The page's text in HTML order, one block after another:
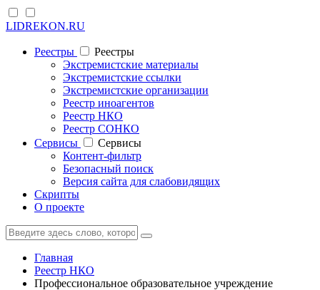
LIDREKON.RU
Реестры
Реестры
Экстремистские материалы
Экстремистские ссылки
Экстремистские организации
Реестр иноагентов
Реестр НКО
Реестр СОНКО
Cервисы
Cервисы
Контент-фильтр
Безопасный поиск
Версия сайта для слабовидящих
Скрипты
О проекте
Главная
Реестр НКО
Профессиональное образовательное учреждение